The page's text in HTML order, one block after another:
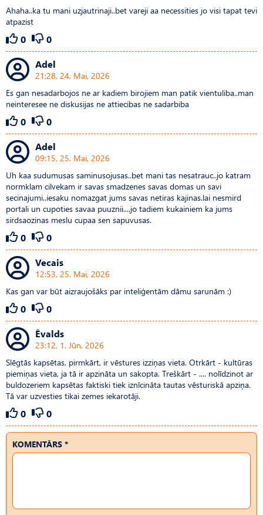
Ahaha..ka tu mani uzjautrinaji..bet vareji aa necessities jo visi tapat tevi
atpazist
0
0
Adel
21:28, 24. Mai, 2026
Es gan nesadarbojos ne ar kadiem birojiem man patik vientuliba..man
neinteresee ne diskusijas ne attiecibas ne sadarbiba
0
0
Adel
09:15, 25. Mai, 2026
Uh kaa sudumusas saminusojusas..bet mani tas nesatrauc..jo katram
normklam cilvekam ir savas smadzenes savas domas un savi
secinajumi..iesaku nomazgat jums savas netiras kajinas.lai nesmird
portali un cupoties savaa puuznii....jo tadiem kukainiem ka jums
sirdsaozinas meslu cupaa sen sapuvusas.
0
0
Vecais
12:53, 25. Mai, 2026
Kas gan var būt aizraujošāks par inteliģentām dāmu sarunām :)
0
0
Ēvalds
23:12, 1. Jūn, 2026
Slēgtās kapsētas, pirmkārt, ir vēstures izziņas vieta. Otrkārt - kultūras
piemiņas vieta, ja tā ir apzināta un sakopta. Treškārt - .... nolīdzinot ar
buldozeriem kapsētas faktiski tiek iznīcināta tautas vēsturiskā apziņa.
Tā var uzvesties tikai zemes iekarotāji.
0 0
KOMENTĀRS *